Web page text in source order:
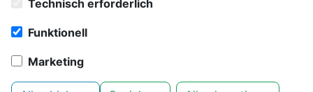
Technisch erforderlich
Funktionell
Marketing